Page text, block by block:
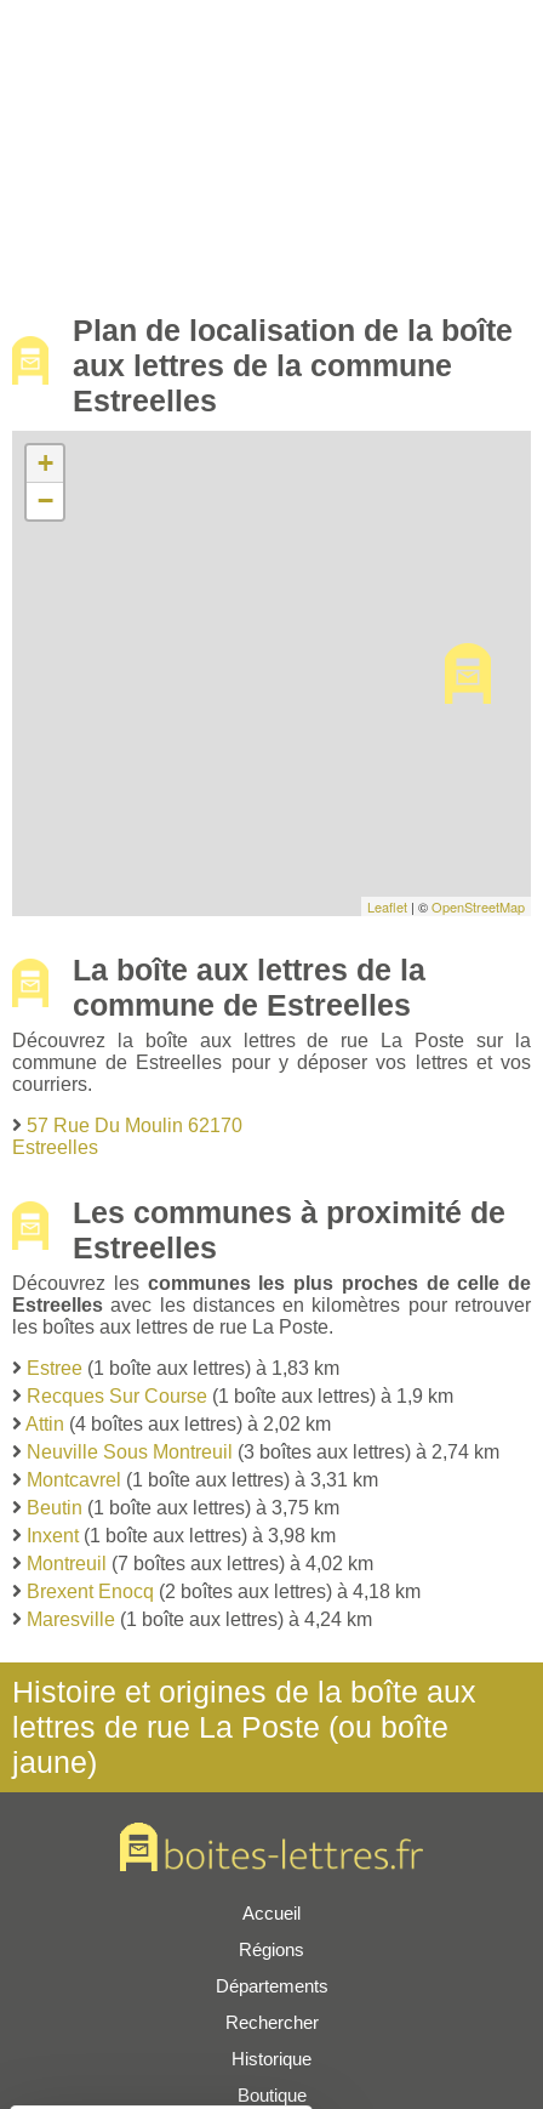
Plan de localisation de la boîte
aux lettres de la commune
Estreelles
+
−
Leaflet | ©OpenStreetMap
La boîte aux lettres de la
commune de Estreelles
Découvrez la boîte aux lettres de rue La Poste sur la
commune de Estreelles pour y déposer vos lettres et vos
courriers.
57 Rue Du Moulin 62170
Estreelles
Les communes à proximité de
Estreelles
Découvrez les communes les plus proches de celle de
Estreelles avec les distances en kilomètres pour retrouver
les boîtes aux lettres de rue La Poste.
Estree (1 boîte aux lettres) à 1,83 km
Recques Sur Course (1 boîte aux lettres) à 1,9 km
Attin (4 boîtes aux lettres) à 2,02 km
Neuville Sous Montreuil (3 boîtes aux lettres) à 2,74 km
Montcavrel (1 boîte aux lettres) à 3,31 km
Beutin (1 boîte aux lettres) à 3,75 km
Inxent(1 boîte aux lettres) à 3,98 km
Montreuil (7 boîtes aux lettres) à 4,02 km
Brexent Enocq (2 boîtes aux lettres) à 4,18 km
Maresville (1 boîte aux lettres) à 4,24 km
Histoire et origines de la boîte aux
lettres de rue La Poste (ou boîte
jaune)
Accueil
Régions
Départements
Rechercher
Historique
Boutique